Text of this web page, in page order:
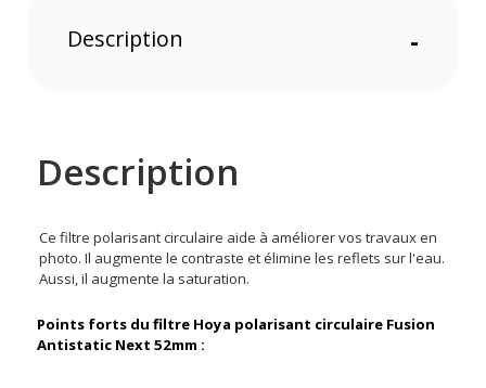
Description -
Description
Ce filtre polarisant circulaire aide à améliorer vos travaux en
photo. Il augmente le contraste et élimine les reflets sur l'eau.
Aussi, il augmente la saturation.
Points forts du filtre Hoya polarisant circulaire Fusion
Antistatic Next 52mm :